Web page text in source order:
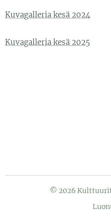
Kuvagalleria kesä 2024
Kuvagalleria kesä 2025
© 2026